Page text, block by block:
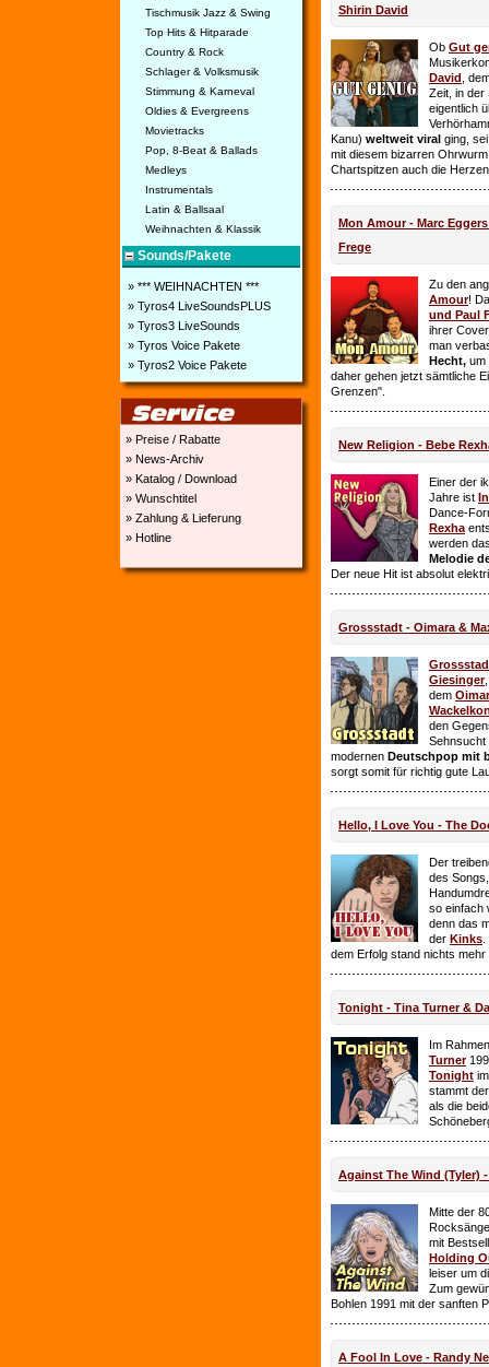
Tischmusik Jazz & Swing
Top Hits & Hitparade
Country & Rock
Schlager & Volksmusik
Stimmung & Karneval
Oldies & Evergreens
Movietracks
Pop, 8-Beat & Ballads
Medleys
Instrumentals
Latin & Ballsaal
Weihnachten & Klassik
Sounds/Pakete
» *** WEIHNACHTEN ***
» Tyros4 LiveSoundsPLUS
» Tyros3 LiveSounds
» Tyros Voice Pakete
» Tyros2 Voice Pakete
» Preise / Rabatte
» News-Archiv
» Katalog / Download
» Wunschtitel
» Zahlung & Lieferung
» Hotline
Shirin David
Ob Gut
David ,
Zeit, in der
eigentlich
Kanu) weltweit viral ging,
mit diesem bizarren
Chartspitzen auch die
Mon Amour - Marc
Frege
Zu den
Amour!
und Paul
ihrer
man
Hecht, um
daher gehen jetzt sämtliche
Grenzen".
New Religion - Bebe
Einer der
Jahre ist
Dance-
Rexha
werden
Melodie
Der neue Hit ist absolut
Grossstadt - Oimara &
Giesinger
dem
den
Sehnsucht
modernen Deutschpop mit
sorgt somit für richtig gute
Hello, I Love You - The
Der
des
so einfach
denn das
der Kinks
dem Erfolg stand nichts mehr
Tonight - Tina Turner &
Im
Turner
Tonight
stammt
als die
Against The Wind (Tyler)
Mitte der
mit
Holding
leiser um
Zum
Bohlen 1991 mit der sanften
A Fool In Love - Randy